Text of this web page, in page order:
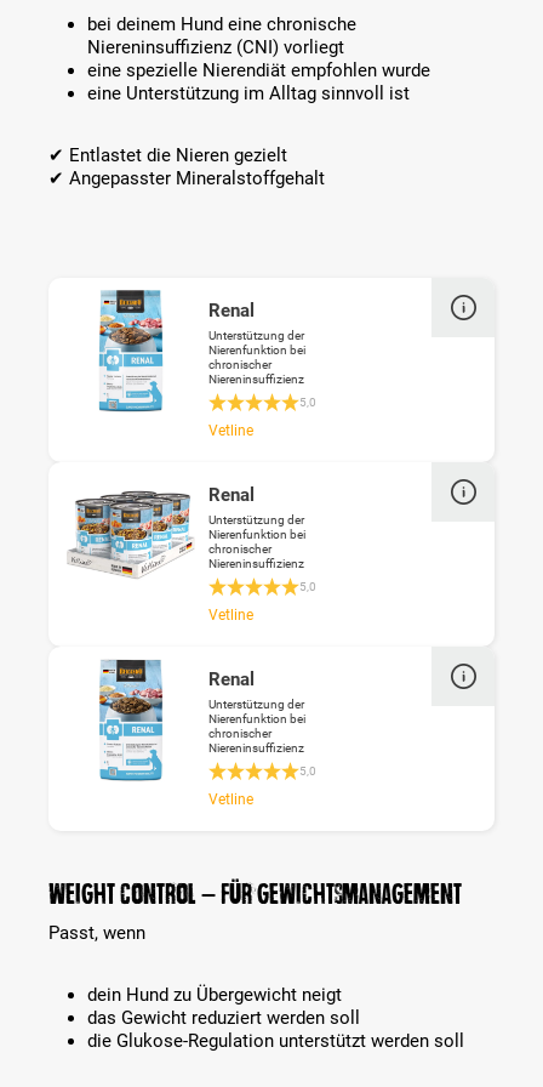
bei deinem Hund eine chronische
Niereninsuffizienz (CNI) vorliegt
eine spezielle Nierendiät empfohlen wurde
eine Unterstützung im Alltag sinnvoll ist
✔ Entlastet die Nieren gezielt
✔ Angepasster Mineralstoffgehalt
Renal
Unterstützung der
Nierenfunktion bei
chronischer
Niereninsuffizienz
Durchschnittliche Bewertung 5 von 5
5,0
Vetline
Renal
Unterstützung der
Nierenfunktion bei
chronischer
Niereninsuffizienz
Durchschnittliche Bewertung 5 von 5
5,0
Vetline
Renal
Unterstützung der
Nierenfunktion bei
chronischer
Niereninsuffizienz
Durchschnittliche Bewertung 5 von 5
5,0
Vetline
Weight Control – Für Gewichtsmanagement
Passt, wenn
dein Hund zu Übergewicht neigt
das Gewicht reduziert werden soll
die Glukose-Regulation unterstützt werden soll